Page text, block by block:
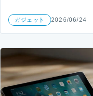
ガジェット 2026/06/24